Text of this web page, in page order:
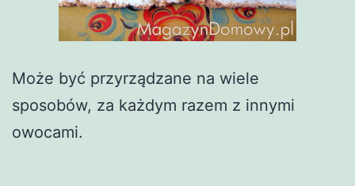
Może być przyrządzane na wiele
sposobów, za każdym razem z innymi
owocami.